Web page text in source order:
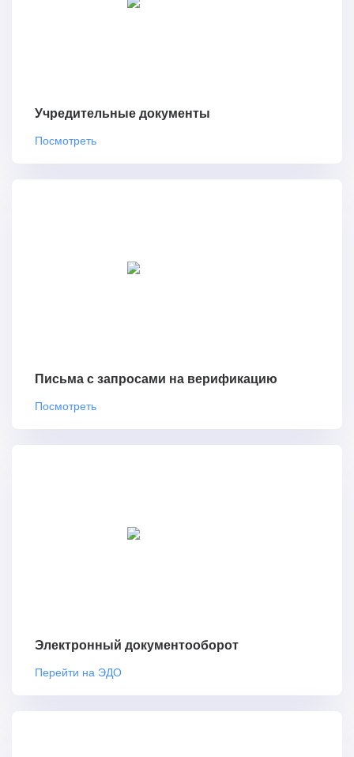
Учредительные документы
Посмотреть
Письма с запросами на верификацию
Посмотреть
Электронный документооборот
Перейти на ЭДО